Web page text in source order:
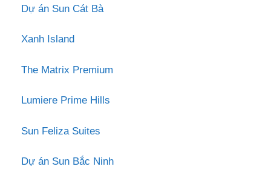
Dự án Sun Cát Bà
Xanh Island
The Matrix Premium
Lumiere Prime Hills
Sun Feliza Suites
Dự án Sun Bắc Ninh